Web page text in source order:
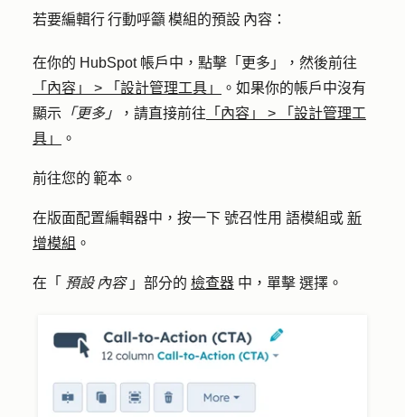
若要編輯行 行動呼籲 模組的預設 內容：
在你的 HubSpot 帳戶中，點擊 「更多」
，然後前往
「內容」
> 「設計管理工具」
。如果你的帳戶中沒有
顯示 「更多」 ，請直接前往 「內容」 >
「設計管理工
具」
。
前往您的 範本。
在版面配置編輯器中，按一下 號召性用 語模組或 新
增模組 。
在「 預設 內容」部分的 檢查器 中，單擊 選擇 。